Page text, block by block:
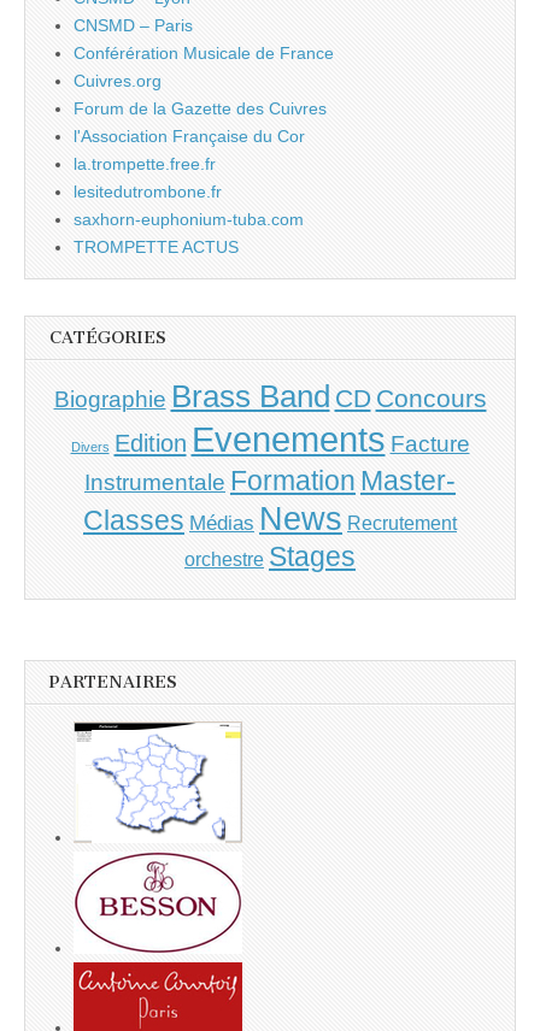
CNSMD – Paris
Conférération Musicale de France
Cuivres.org
Forum de la Gazette des Cuivres
l'Association Française du Cor
la.trompette.free.fr
lesitedutrombone.fr
saxhorn-euphonium-tuba.com
TROMPETTE ACTUS
CATÉGORIES
Biographie Brass Band CD Concours
Divers Edition Evenements Facture
Instrumentale Formation Master-
Classes Médias News Recrutement
orchestre Stages
PARTENAIRES